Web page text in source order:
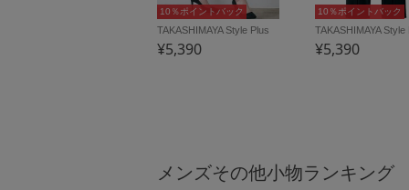
10％ポイントバック
TAKASHIMAYA Style Plus
¥5,390
10％ポイントバック
TAKASHIMAYA Style
¥5,390
メンズその他小物ランキング